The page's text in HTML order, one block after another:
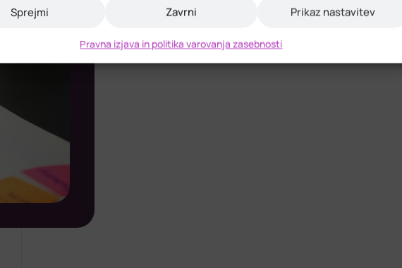
Sprejmi Zavrni Prikaz nastavitev
Pravna izjava in politika varovanja zasebnosti